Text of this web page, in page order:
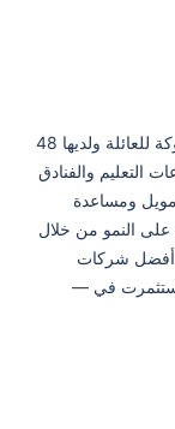
تتمتع شركة المزروعي للاستثمار، وهي شركة مملوكة للعائلة ولديها 48
التعليم والفنادق
ومساعدة
على النمو من خلال
أفضل شركات
استثمرت في —